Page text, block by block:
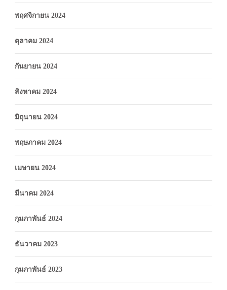
พฤศจิกายน 2024
ตุลาคม 2024
กันยายน 2024
สิงหาคม 2024
มิถุนายน 2024
พฤษภาคม 2024
เมษายน 2024
มีนาคม 2024
กุมภาพันธ์ 2024
ธันวาคม 2023
กุมภาพันธ์ 2023